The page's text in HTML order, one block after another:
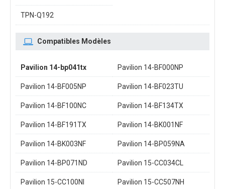
TPN-Q192
Compatibles Modèles
Pavilion 14-bp041tx Pavilion 14-BF000NP
Pavilion 14-BF005NP Pavilion 14-BF023TU
Pavilion 14-BF100NC Pavilion 14-BF134TX
Pavilion 14-BF191TX Pavilion 14-BK001NF
Pavilion 14-BK003NF Pavilion 14-BP059NA
Pavilion 14-BP071ND Pavilion 15-CC034CL
Pavilion 15-CC100NI Pavilion 15-CC507NH